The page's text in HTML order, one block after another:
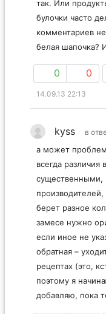
так. Или
булочки часто
комментариев
белая шапочка?
0 0
14.09.13 22:13
kyss в
а может
всегда различия
существенными,
берет разное
замесе нужно
если иное не
обратная –
рецептах (это,
поэтому я
добавляю, пока